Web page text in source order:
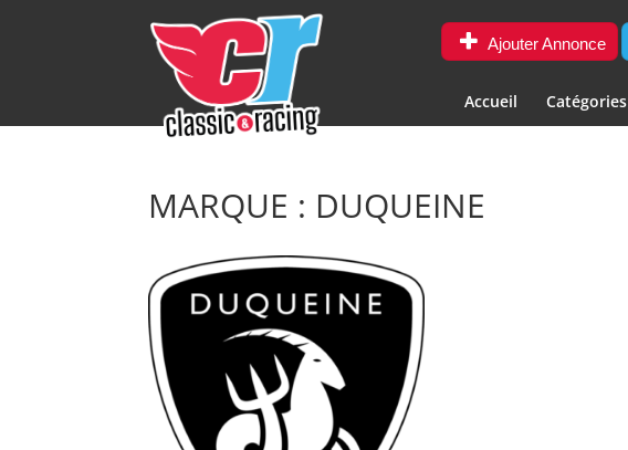
Ajouter Annonce
Accueil Catégories
MARQUE : DUQUEINE